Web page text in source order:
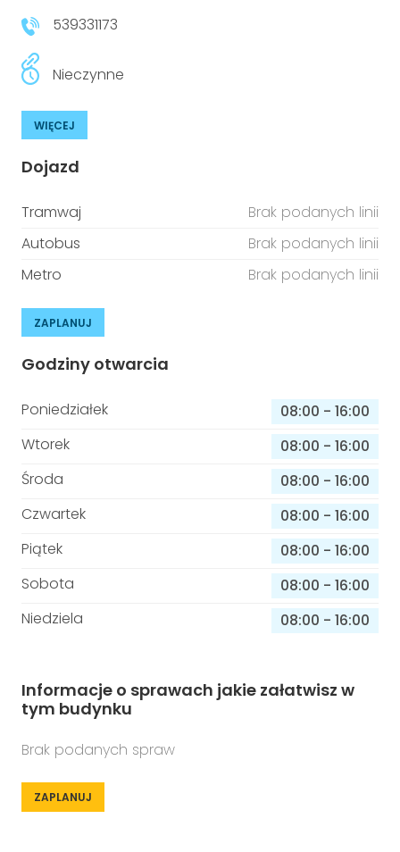
539331173
Nieczynne
WIĘCEJ
Dojazd
Tramwaj
Brak podanych linii
Autobus
Brak podanych linii
Metro
Brak podanych linii
ZAPLANUJ
Godziny otwarcia
Poniedziałek 08:00 - 16:00
Wtorek
08:00 - 16:00
Środa
08:00 - 16:00
Czwartek
08:00 - 16:00
Piątek
08:00 - 16:00
Sobota
08:00 - 16:00
Niedziela
08:00 - 16:00
Informacje o sprawach jakie załatwisz w
tym budynku
Brak podanych spraw
ZAPLANUJ